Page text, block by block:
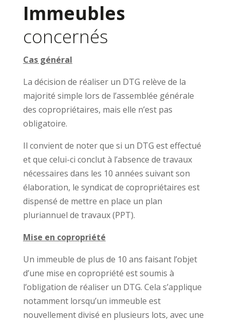
Immeubles
concernés
Cas général
La décision de réaliser un DTG relève de la
majorité simple lors de l’assemblée générale
des copropriétaires, mais elle n’est pas
obligatoire.
Il convient de noter que si un DTG est effectué
et que celui-ci conclut à l’absence de travaux
nécessaires dans les 10 années suivant son
élaboration, le syndicat de copropriétaires est
dispensé de mettre en place un plan
pluriannuel de travaux (PPT).
Mise en copropriété
Un immeuble de plus de 10 ans faisant l’objet
d’une mise en copropriété est soumis à
l’obligation de réaliser un DTG. Cela s’applique
notamment lorsqu’un immeuble est
nouvellement divisé en plusieurs lots, avec une